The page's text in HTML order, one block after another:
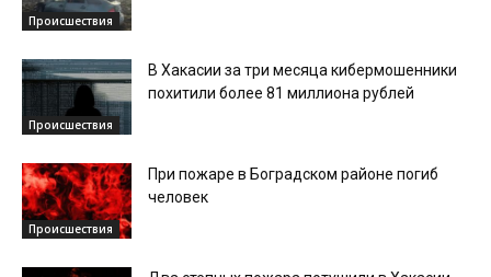
Происшествия
Происшествия
В Хакасии за три месяца кибермошенники
похитили более 81 миллиона рублей
Происшествия
При пожаре в Боградском районе погиб
человек